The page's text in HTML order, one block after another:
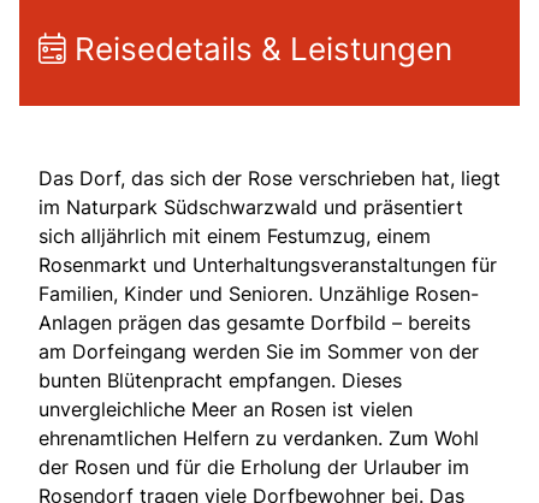
Reisedetails & Leistungen
Das Dorf, das sich der Rose verschrieben hat, liegt
im Naturpark Südschwarzwald und präsentiert
sich alljährlich mit einem Festumzug, einem
Rosenmarkt und Unterhaltungsveranstaltungen für
Familien, Kinder und Senioren. Unzählige Rosen-
Anlagen prägen das gesamte Dorfbild – bereits
am Dorfeingang werden Sie im Sommer von der
bunten Blütenpracht empfangen. Dieses
unvergleichliche Meer an Rosen ist vielen
ehrenamtlichen Helfern zu verdanken. Zum Wohl
der Rosen und für die Erholung der Urlauber im
Rosendorf tragen viele Dorfbewohner bei. Das